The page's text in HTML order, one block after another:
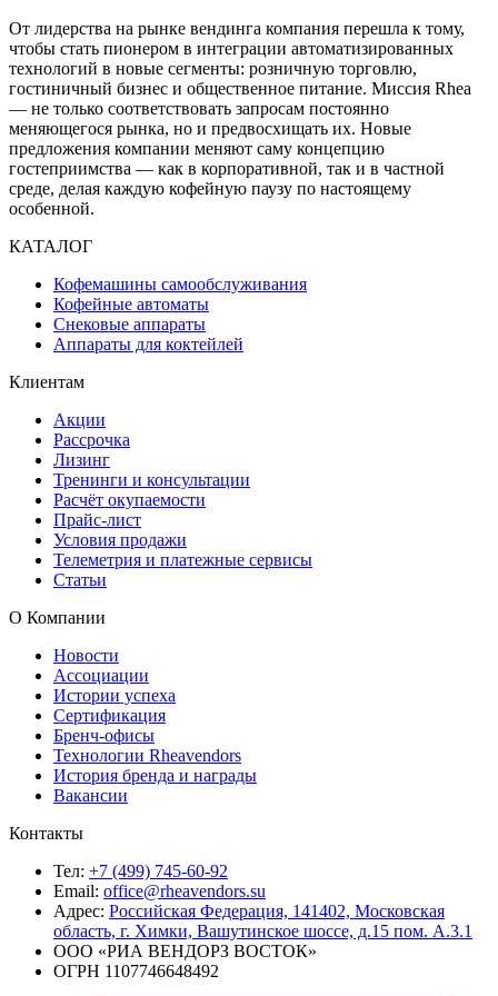
От лидерства на рынке вендинга компания перешла к тому,
чтобы стать пионером в интеграции автоматизированных
технологий в новые сегменты: розничную торговлю,
гостиничный бизнес и общественное питание. Миссия Rhea
— не только соответствовать запросам постоянно
меняющегося рынка, но и предвосхищать их. Новые
предложения компании меняют саму концепцию
гостеприимства — как в корпоративной, так и в частной
среде, делая каждую кофейную паузу по настоящему
особенной.
КАТАЛОГ
Кофемашины самообслуживания
Кофейные автоматы
Снековые аппараты
Аппараты для коктейлей
Клиентам
Акции
Рассрочка
Лизинг
Тренинги и консультации
Расчёт окупаемости
Прайс-лист
Условия продажи
Телеметрия и платежные сервисы
Статьи
О Компании
Новости
Ассоциации
Истории успеха
Сертификация
Бренч-офисы
Технологии Rheavendors
История бренда и награды
Вакансии
Контакты
Тел: +7 (499) 745-60-92
Email: office@rheavendors.su
Адрес: Российская Федерация, 141402, Московская
область, г. Химки, Вашутинское шоссе, д.15 пом. А.3.1
ООО «РИА ВЕНДОРЗ ВОСТОК»
ОГРН 1107746648492